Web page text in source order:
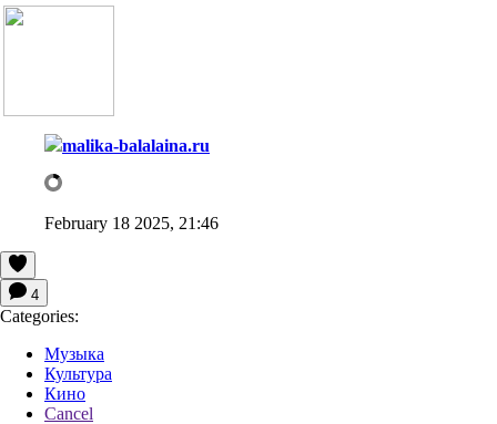
malika-balalaina.ru
February 18 2025, 21:46
4
Categories:
Музыка
Культура
Кино
Cancel